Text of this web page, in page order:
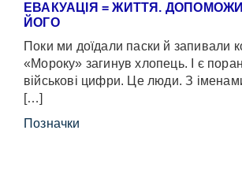
ЕВАКУАЦІЯ = ЖИТТЯ.
ЙОГО
Поки ми доїдали паски й запивали
«Мороку» загинув хлопець. І є
військові цифри. Це люди. З
[…]
Позначки